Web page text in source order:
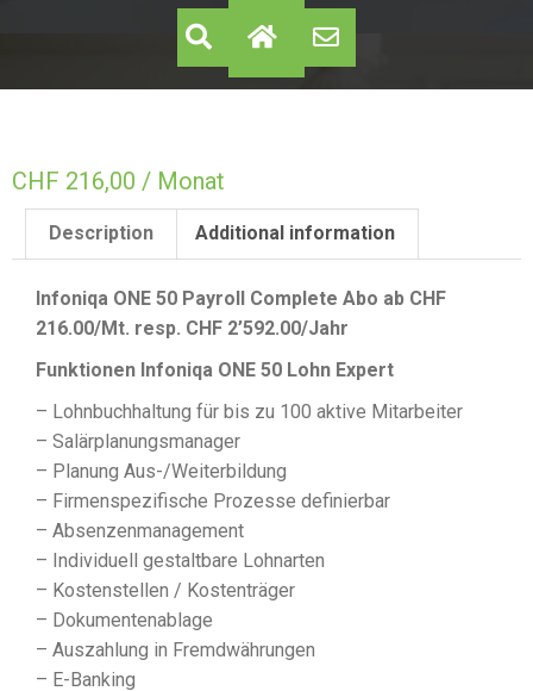
CHF 216,00 / Monat
Description Additional information
Infoniqa ONE 50 Payroll Complete Abo ab CHF
216.00/Mt. resp. CHF 2’592.00/Jahr
Funktionen Infoniqa ONE 50 Lohn Expert
– Lohnbuchhaltung für bis zu 100 aktive Mitarbeiter
– Salärplanungsmanager
– Planung Aus-/Weiterbildung
– Firmenspezifische Prozesse definierbar
– Absenzenmanagement
– Individuell gestaltbare Lohnarten
– Kostenstellen / Kostenträger
– Dokumentenablage
– Auszahlung in Fremdwährungen
– E-Banking